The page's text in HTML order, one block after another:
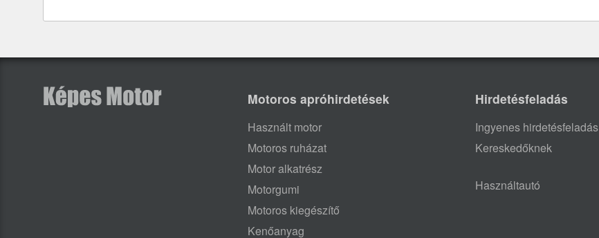
Motoros apróhirdetések
Használt motor
Motoros ruházat
Motor alkatrész
Motorgumi
Motoros kiegészítő
Kenőanyag
Hirdetésfeladás
Ingyenes hirdetésfeladás
Kereskedőknek
Használtautó